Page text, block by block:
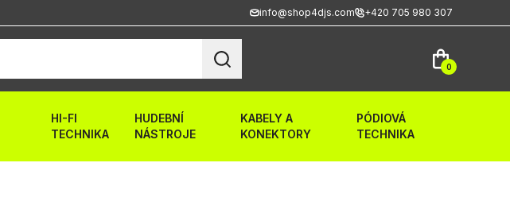
info@shop4djs.com +420 705 980 307
0
HI-FI
TECHNIKA
HUDEBNÍ
NÁSTROJE
KABELY A
KONEKTORY
PÓDIOVÁ
TECHNIKA